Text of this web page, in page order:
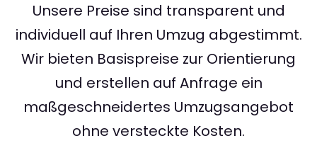
Unsere Preise sind transparent und
individuell auf Ihren Umzug abgestimmt.
Wir bieten Basispreise zur Orientierung
und erstellen auf Anfrage ein
maßgeschneidertes Umzugsangebot
ohne versteckte Kosten.